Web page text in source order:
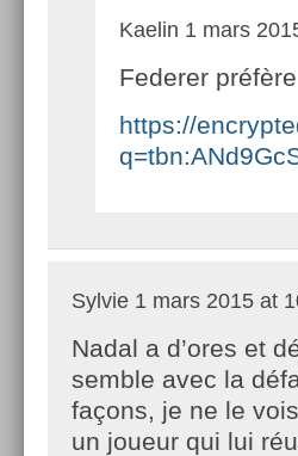
Kaelin 1 mars
Federer
https://
Sylvie 1 mars 2015 at
Nadal a d’ores et
semble avec la
façons, je ne le
un joueur qui lui